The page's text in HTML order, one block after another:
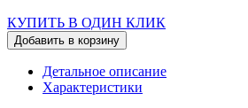
КУПИТЬ В ОДИН КЛИК
Добавить в корзину
Детальное описание
Характеристики